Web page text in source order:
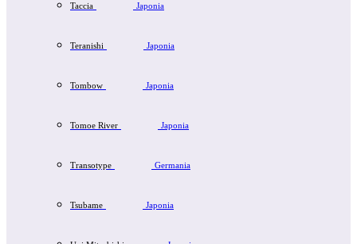
Taccia Japonia
Teranishi Japonia
Tombow Japonia
Tomoe River Japonia
Transotype Germania
Tsubame Japonia